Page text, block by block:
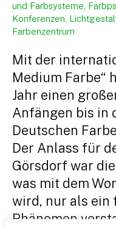
und Farbsysteme
Konferenzen
Farbenzentrum
Mit der
Medium Farbe“
Jahr einen
Anfängen bis in
Deutschen
Der Anlass für
Görsdorf war
was mit dem
wird, nur als ein
Phänomen